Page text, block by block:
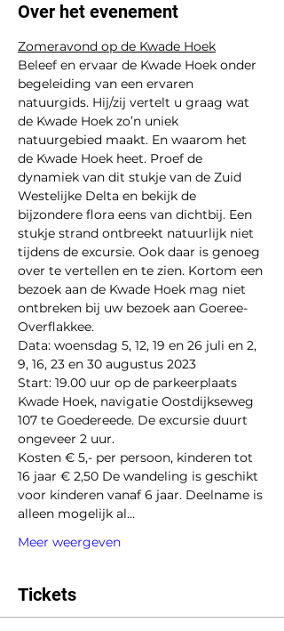
Over het evenement
Zomeravond op de Kwade Hoek
Beleef en ervaar de Kwade Hoek onder
begeleiding van een ervaren
natuurgids. Hij/zij vertelt u graag wat
de Kwade Hoek zo’n uniek
natuurgebied maakt. En waarom het
de Kwade Hoek heet. Proef de
dynamiek van dit stukje van de Zuid
Westelijke Delta en bekijk de
bijzondere flora eens van dichtbij. Een
stukje strand ontbreekt natuurlijk niet
tijdens de excursie. Ook daar is genoeg
over te vertellen en te zien. Kortom een
bezoek aan de Kwade Hoek mag niet
ontbreken bij uw bezoek aan Goeree-
Overflakkee.
Data: woensdag 5, 12, 19 en 26 juli en 2,
9, 16, 23 en 30 augustus 2023
Start: 19.00 uur op de parkeerplaats
Kwade Hoek, navigatie Oostdijkseweg
107 te Goedereede. De excursie duurt
ongeveer 2 uur.
Kosten € 5,- per persoon, kinderen tot
16 jaar € 2,50 De wandeling is geschikt
voor kinderen vanaf 6 jaar. Deelname is
alleen mogelijk al…
Meer weergeven
Tickets